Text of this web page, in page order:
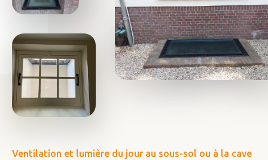
Ventilation et lumière du jour au sous-sol ou à la cave